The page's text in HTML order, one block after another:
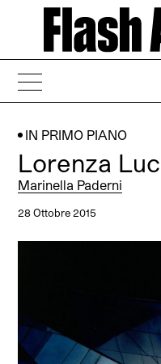
IN PRIMO PIANO
Lorenza
Marinella Paderni
28 Ottobre 2015